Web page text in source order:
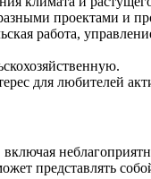
проектами и
работа,
для любителей
представлять